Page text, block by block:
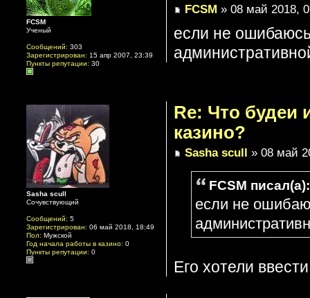
FCSM » 08 май 2018,
если не
FCSM
Ученый
Сообщений: 303
Зарегистрирован: 15 апр 2007, 23:39
Пункты репутации: 30
Re: Что будеи
казино?
Sasha scull » 08 май
FCSM писал(а):
если не
Его хотели
Sasha scull
Сочувствующий
Сообщений: 5
Зарегистрирован: 06 май 2018, 18:49
Пол: Мужской
Год начала работы в казино: 0
Пункты репутации: 0